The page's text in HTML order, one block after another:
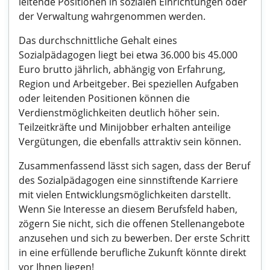
der Verwaltung wahrgenommen werden.
Das durchschnittliche Gehalt eines
Sozialpädagogen liegt bei etwa 36.000 bis 45.000
Euro brutto jährlich, abhängig von Erfahrung,
Region und Arbeitgeber. Bei speziellen Aufgaben
oder leitenden Positionen können die
Verdienstmöglichkeiten deutlich höher sein.
Teilzeitkräfte und Minijobber erhalten anteilige
Vergütungen, die ebenfalls attraktiv sein können.
Zusammenfassend lässt sich sagen, dass der Beruf
des Sozialpädagogen eine sinnstiftende Karriere
mit vielen Entwicklungsmöglichkeiten darstellt.
Wenn Sie Interesse an diesem Berufsfeld haben,
zögern Sie nicht, sich die offenen Stellenangebote
anzusehen und sich zu bewerben. Der erste Schritt
in eine erfüllende berufliche Zukunft könnte direkt
vor Ihnen liegen!